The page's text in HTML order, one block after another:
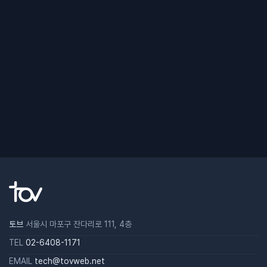
토브 서울시 마포구 잔다리로 111, 4층
TEL 02-6408-1171
EMAIL tech@tovweb.net